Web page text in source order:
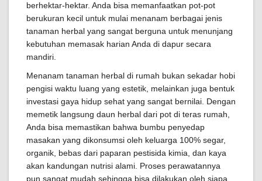
berhektar-hektar. Anda bisa memanfaatkan pot-pot
berukuran kecil untuk mulai menanam berbagai jenis
tanaman herbal yang sangat berguna untuk menunjang
kebutuhan memasak harian Anda di dapur secara
mandiri.
Menanam tanaman herbal di rumah bukan sekadar hobi
pengisi waktu luang yang estetik, melainkan juga bentuk
investasi gaya hidup sehat yang sangat bernilai. Dengan
memetik langsung daun herbal dari pot di teras rumah,
Anda bisa memastikan bahwa bumbu penyedap
masakan yang dikonsumsi oleh keluarga 100% segar,
organik, bebas dari paparan pestisida kimia, dan kaya
akan kandungan nutrisi alami. Proses perawatannya
pun sangat mudah sehingga bisa dilakukan oleh siapa